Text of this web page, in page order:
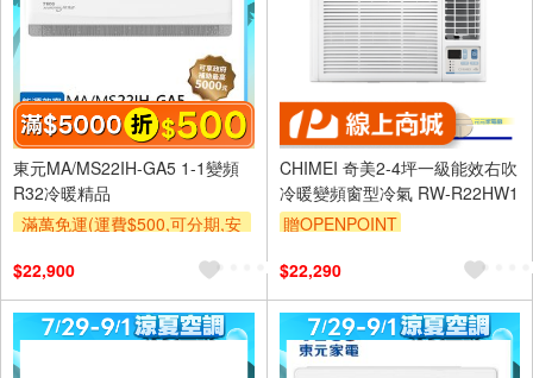
東元MA/MS22IH-GA5 1-1變頻
R32冷暖精品
滿萬免運(運費$500,可分期,安
及使用6期以上分期0利率,需付
基本安裝運費)
滿額折$500
滿額贈券
$22,900
CHIMEI 奇美2-4坪一級能效右吹
冷暖變頻窗型冷氣 RW-R22HW1
贈OPENPOINT
$22,290